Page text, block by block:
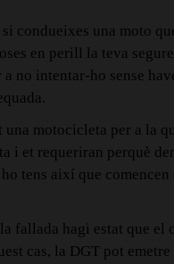
condueixes una moto
en perill la teva
a no intentar-ho sense
una motocicleta per a la
i et requeriran perquè
tens així que comencen
fallada hagi estat que el
cas, la DGT pot